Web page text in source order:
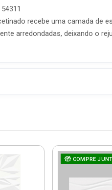
recebe uma camada de
arredondadas, deixando o
COMPRE